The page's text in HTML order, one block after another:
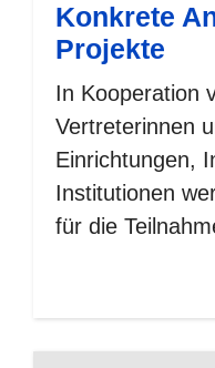
Konkrete
Projekte
In Kooperation
Vertreterinnen
Einrichtungen,
Institutionen
für die